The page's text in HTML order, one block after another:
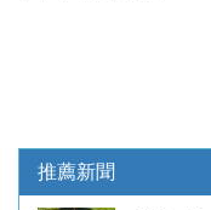
推薦新聞